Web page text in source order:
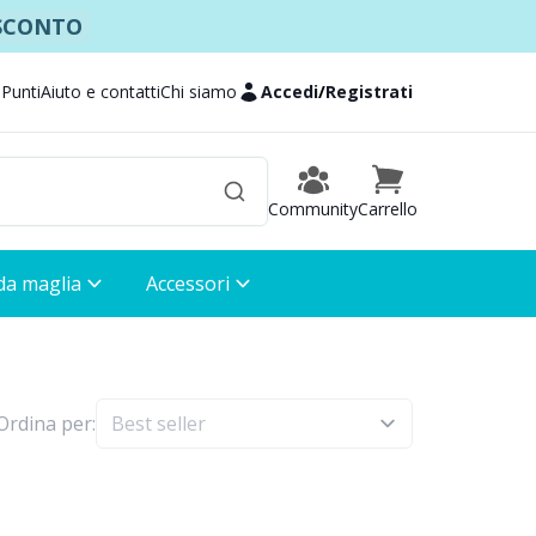
Aiuto e contattiChi siamo Accedi/Registrati
CommunityCarrello
maglia Accessori
per: